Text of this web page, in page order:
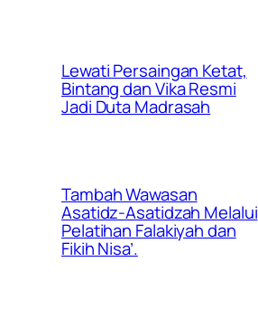
Lewati Persaingan Ketat,
Bintang dan Vika Resmi
Jadi Duta Madrasah
Tambah Wawasan
Asatidz-Asatidzah Melalui
Pelatihan Falakiyah dan
Fikih Nisa’.